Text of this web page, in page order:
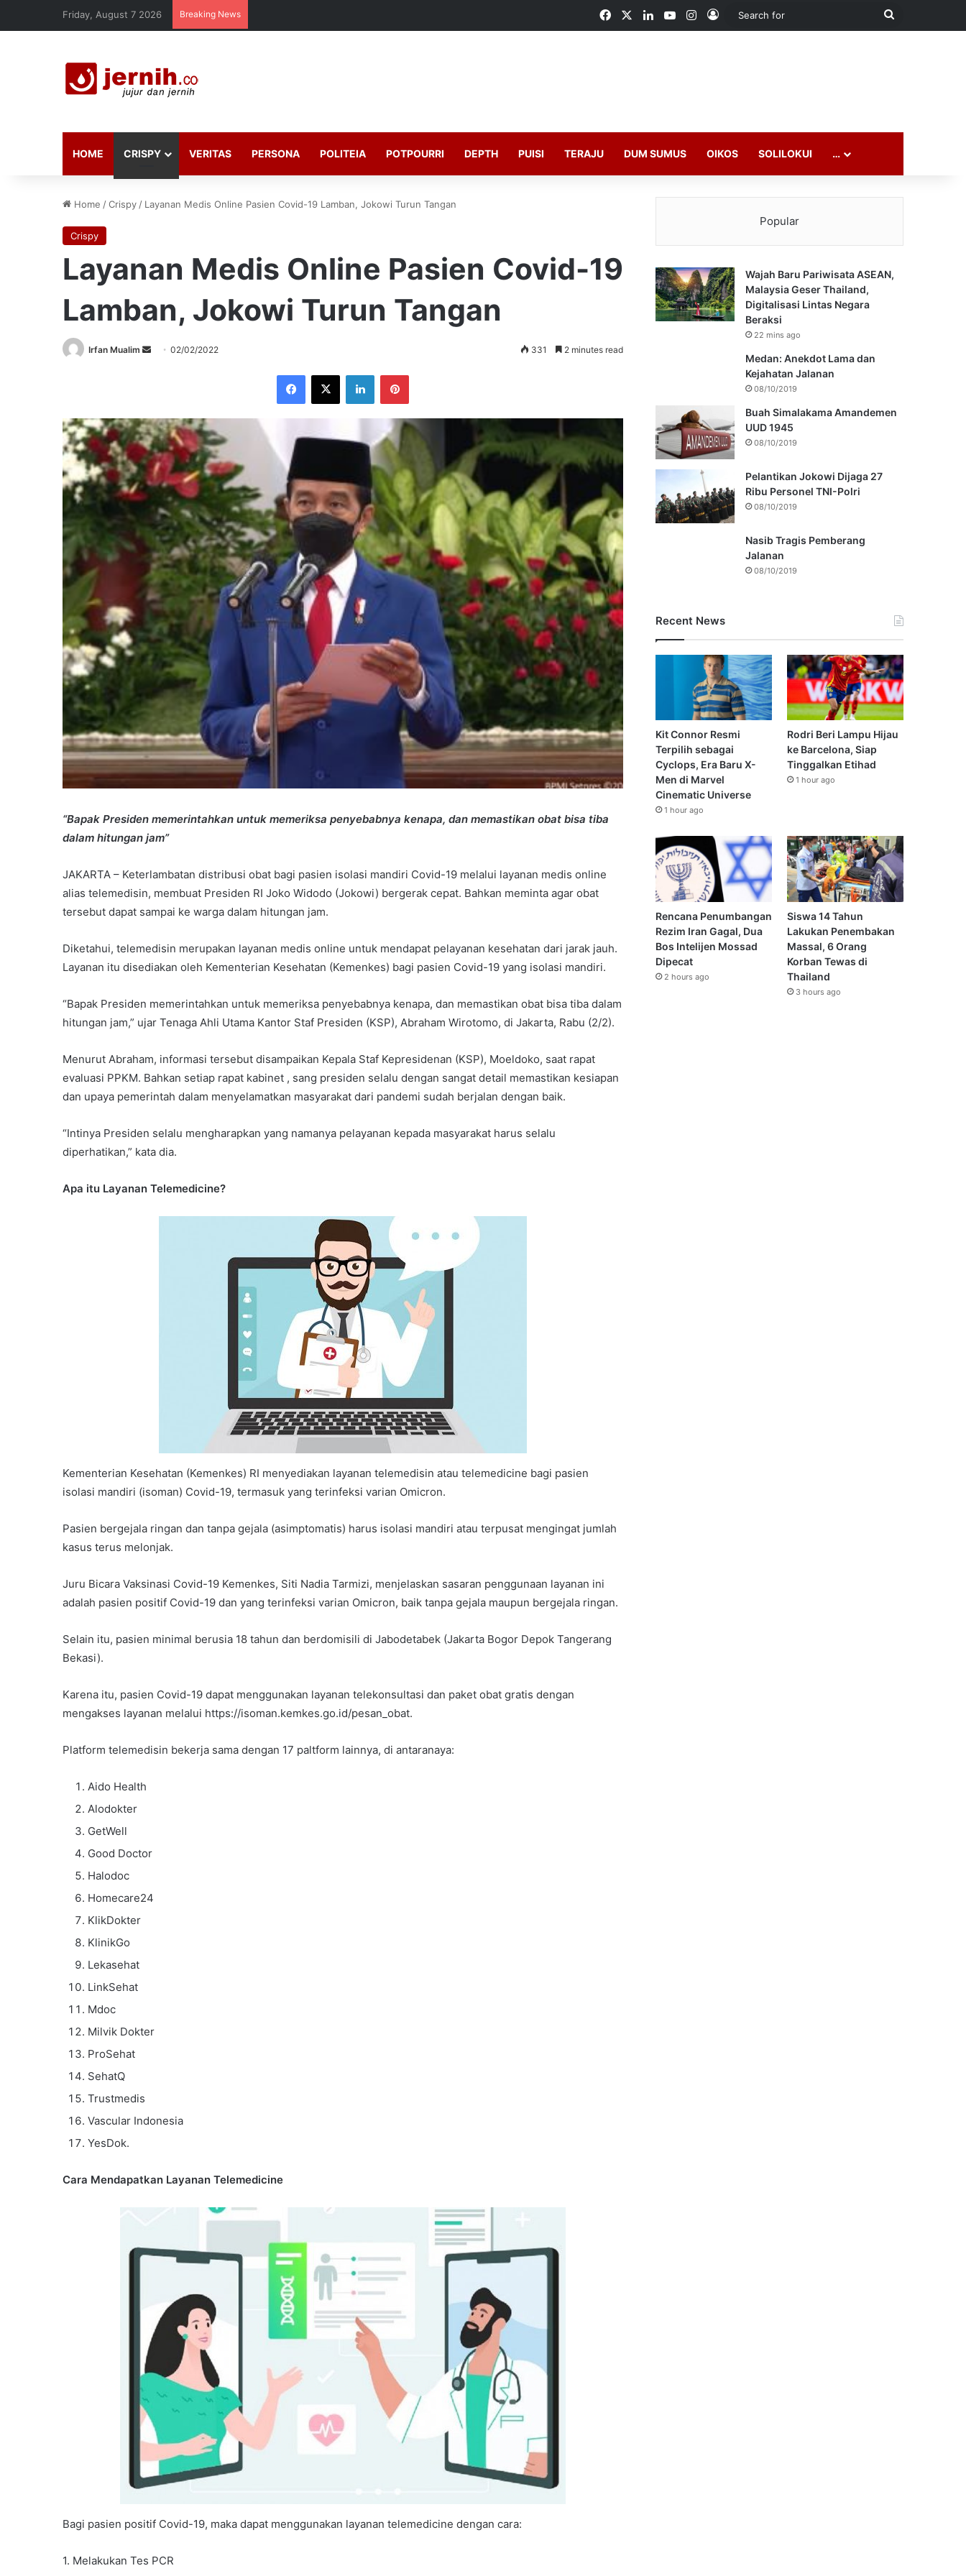
Friday, August 7 2026 Breaking News FacebookLinkedInYouTubeInstagram
Log In
Search
HOME CRISPY VERITAS PERSONA POLITEIA POTPOURRI DEPTH PUISI TERAJU DUM SUMUS OIKOS SOLILOKUI …
Home /Crispy / Layanan Medis Online Pasien Covid-19 Lamban, Jokowi Turun Tangan
Crispy
Layanan Medis Online Pasien Covid-19
Lamban, Jokowi Turun Tangan
Irfan Mualim
Send02/02/2022 331 2 minutes read
Facebook
X LinkedInPinterest
“Bapak Presiden memerintahkan untuk memeriksa penyebabnya kenapa, dan memastikan obat bisa tiba
dalam hitungan jam”
JAKARTA – Keterlambatan distribusi obat bagi pasien isolasi mandiri Covid-19 melalui layanan medis online
alias telemedisin, membuat Presiden RI Joko Widodo (Jokowi) bergerak cepat. Bahkan meminta agar obat
tersebut dapat sampai ke warga dalam hitungan jam.
Diketahui, telemedisin merupakan layanan medis online untuk mendapat pelayanan kesehatan dari jarak jauh.
Layanan itu disediakan oleh Kementerian Kesehatan (Kemenkes) bagi pasien Covid-19 yang isolasi mandiri.
“Bapak Presiden memerintahkan untuk memeriksa penyebabnya kenapa, dan memastikan obat bisa tiba dalam
hitungan jam,” ujar Tenaga Ahli Utama Kantor Staf Presiden (KSP), Abraham Wirotomo, di Jakarta, Rabu (2/2).
Menurut Abraham, informasi tersebut disampaikan Kepala Staf Kepresidenan (KSP), Moeldoko, saat rapat
evaluasi PPKM. Bahkan setiap rapat kabinet , sang presiden selalu dengan sangat detail memastikan kesiapan
dan upaya pemerintah dalam menyelamatkan masyarakat dari pandemi sudah berjalan dengan baik.
“Intinya Presiden selalu mengharapkan yang namanya pelayanan kepada masyarakat harus selalu
diperhatikan,” kata dia.
Apa itu Layanan Telemedicine?
Kementerian Kesehatan (Kemenkes) RI menyediakan layanan telemedisin atau telemedicine bagi pasien
isolasi mandiri (isoman) Covid-19, termasuk yang terinfeksi varian Omicron.
Pasien bergejala ringan dan tanpa gejala (asimptomatis) harus isolasi mandiri atau terpusat mengingat jumlah
kasus terus melonjak.
Juru Bicara Vaksinasi Covid-19 Kemenkes, Siti Nadia Tarmizi, menjelaskan sasaran penggunaan layanan ini
adalah pasien positif Covid-19 dan yang terinfeksi varian Omicron, baik tanpa gejala maupun bergejala ringan.
Selain itu, pasien minimal berusia 18 tahun dan berdomisili di Jabodetabek (Jakarta Bogor Depok Tangerang
Bekasi).
Karena itu, pasien Covid-19 dapat menggunakan layanan telekonsultasi dan paket obat gratis dengan
mengakses layanan melalui https://isoman.kemkes.go.id/pesan_obat.
Platform telemedisin bekerja sama dengan 17 paltform lainnya, di antaranaya:
Aido Health
Alodokter
GetWell
Good Doctor
Halodoc
Homecare24
KlikDokter
KlinikGo
Lekasehat
LinkSehat
Mdoc
Milvik Dokter
ProSehat
SehatQ
Trustmedis
Vascular Indonesia
YesDok.
Cara Mendapatkan Layanan Telemedicine
Bagi pasien positif Covid-19, maka dapat menggunakan layanan telemedicine dengan cara:
1. Melakukan Tes PCR
Popular
Wajah Baru Pariwisata ASEAN,
Malaysia Geser Thailand,
Digitalisasi Lintas Negara
Beraksi
22 mins ago
Medan: Anekdot Lama dan
Kejahatan Jalanan
08/10/2019
Buah Simalakama Amandemen
UUD 1945
08/10/2019
Pelantikan Jokowi Dijaga 27
Ribu Personel TNI-Polri
08/10/2019
Nasib Tragis Pemberang
Jalanan
08/10/2019
Recent News
Kit Connor Resmi
Terpilih sebagai
Cyclops, Era Baru X-
Men di Marvel
Cinematic Universe
1 hour ago
Rodri Beri Lampu Hijau
ke Barcelona, Siap
Tinggalkan Etihad
1 hour ago
Rencana Penumbangan
Rezim Iran Gagal, Dua
Bos Intelijen Mossad
Dipecat
2 hours ago
Siswa 14 Tahun
Lakukan Penembakan
Massal, 6 Orang
Korban Tewas di
Thailand
3 hours ago